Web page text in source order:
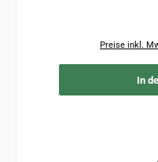
Preise inkl.
In